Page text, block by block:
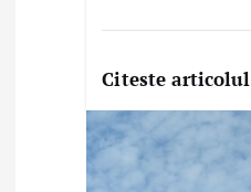
Citeste articolul